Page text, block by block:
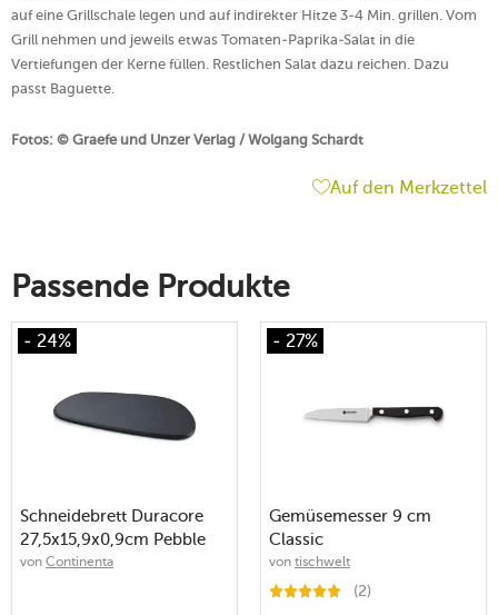
auf eine Grillschale legen und auf indirekter Hitze 3-4 Min. grillen. Vom
Grill nehmen und jeweils etwas Tomaten-Paprika-Salat in die
Vertiefungen der Kerne füllen. Restlichen Salat dazu reichen. Dazu
passt Baguette.
Fotos: © Graefe und Unzer Verlag / Wolgang Schardt
Auf den Merkzettel
Passende Produkte
- 24%
Schneidebrett Duracore
27,5x15,9x0,9cm Pebble
schwarz
von Continenta
- 27%
Gemüsemesser 9 cm
Classic
von tischwelt
(2)